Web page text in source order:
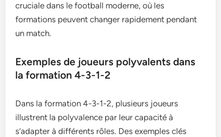
cruciale dans le football moderne, où les
formations peuvent changer rapidement pendant
un match.
Exemples de joueurs polyvalents dans
la formation 4-3-1-2
Dans la formation 4-3-1-2, plusieurs joueurs
illustrent la polyvalence par leur capacité à
s’adapter à différents rôles. Des exemples clés